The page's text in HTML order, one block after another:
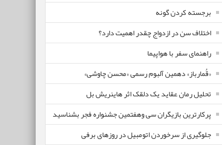
برجسته کردن گونه
اختلاف سن در ازدواج چقدر اهمیت دارد؟
راهنمای سفر با هواپیما
«قُمارباز» دهمین آلبوم رسمی «محسن چاوشی»
تحلیل رمان عقاید یک دلقک اثر هاینریش بل
پرکارترین بازیگران سی وهفتمین جشنواره فجر بشناسید
جلوگیری از سرخوردن اتومبیل در روزهای برفی